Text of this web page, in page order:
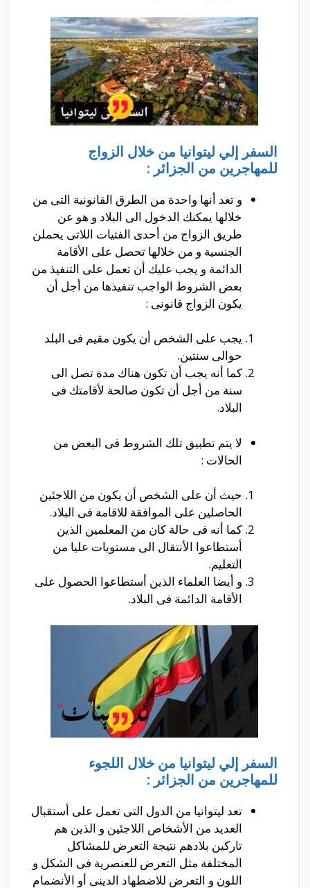
السفر إلي ليتوانيا من خلال الزواج
للمهاجرين من الجزائر :
و تعد أنها واحدة من الطرق القانونية التى من
خلالها يمكنك الدخول الى البلاد و هو عن
طريق الزواج من أحدى الفتيات اللاتى يحملن
الجنسية و من خلالها تحصل على الأقامة
الدائمة و يجب عليك أن تعمل على التنفيذ من
بعض الشروط الواجب تنفيذها من أجل أن
يكون الزواج قانونى :
يجب على الشخص أن يكون مقيم فى البلد
حوالى سنتين.
كما أنه يجب أن تكون هناك مدة تصل الى
سنة من أجل أن تكون صالحة لأقامتك فى
البلاد.
لا يتم تطبيق تلك الشروط فى البعض من
الحالات :
حيث أن على الشخص أن يكون من اللاجئين
الحاصلين على الموافقة للاقامة فى البلاد.
كما أنه فى حالة كان من المعلمين الذين
أستطاعوا الأنتقال الى مستويات عليا من
التعليم.
و أيضا العلماء الذين أستطاعوا الحصول على
الأقامة الدائمة فى البلاد.
السفر إلي ليتوانيا من خلال اللجوء
للمهاجرين من الجزائر :
تعد ليتوانيا من الدول التى تعمل على أستقبال
العديد من الأشخاص اللاجئين و الذين هم
تاركين بلادهم نتيجة التعرض للمشاكل
المختلفة مثل التعرض للعنصرية فى الشكل و
اللون و التعرض للاضطهاد الدينى أو الأنضمام